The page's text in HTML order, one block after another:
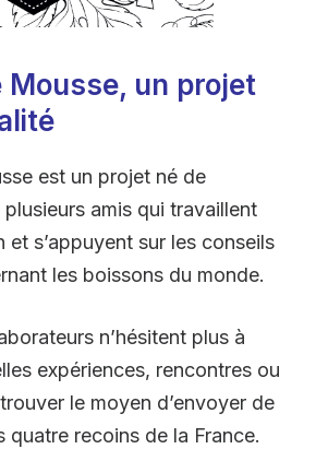
Mousse, un projet
est un projet né de
plusieurs amis qui travaillent
et s’appuyent sur les conseils
les boissons du monde.
n’hésitent plus à
expériences, rencontres ou
le moyen d’envoyer de
quatre recoins de la France.